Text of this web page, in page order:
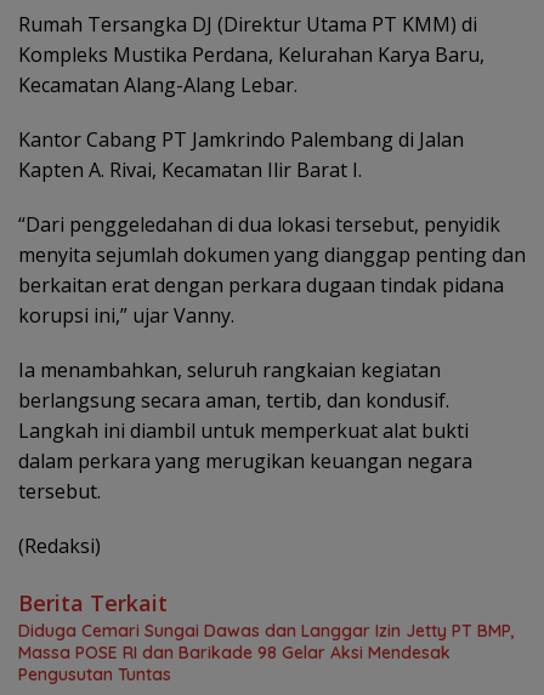
Rumah Tersangka DJ (Direktur Utama PT KMM) di
Kompleks Mustika Perdana, Kelurahan Karya Baru,
Kecamatan Alang-Alang Lebar.
Kantor Cabang PT Jamkrindo Palembang di Jalan
Kapten A. Rivai, Kecamatan Ilir Barat I.
“Dari penggeledahan di dua lokasi tersebut, penyidik
menyita sejumlah dokumen yang dianggap penting dan
berkaitan erat dengan perkara dugaan tindak pidana
korupsi ini,” ujar Vanny.
Ia menambahkan, seluruh rangkaian kegiatan
berlangsung secara aman, tertib, dan kondusif.
Langkah ini diambil untuk memperkuat alat bukti
dalam perkara yang merugikan keuangan negara
tersebut.
(Redaksi)
Berita Terkait
Diduga Cemari Sungai Dawas dan Langgar Izin Jetty PT BMP,
Massa POSE RI dan Barikade 98 Gelar Aksi Mendesak
Pengusutan Tuntas